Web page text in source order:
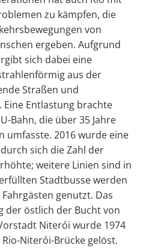
zu kämpfen, die
von
ergeben. Aufgrund
sich dabei eine
aus der
Straßen und
Entlastung brachte
Bahn, die über 35 Jahre
umfasste. 2016 wurde eine
sich die Zahl der
weitere Linien sind in
Stadtbusse werden
genutzt. Das
der östlich der Bucht von
Niterói wurde 1974
Niterói-Brücke gelöst.